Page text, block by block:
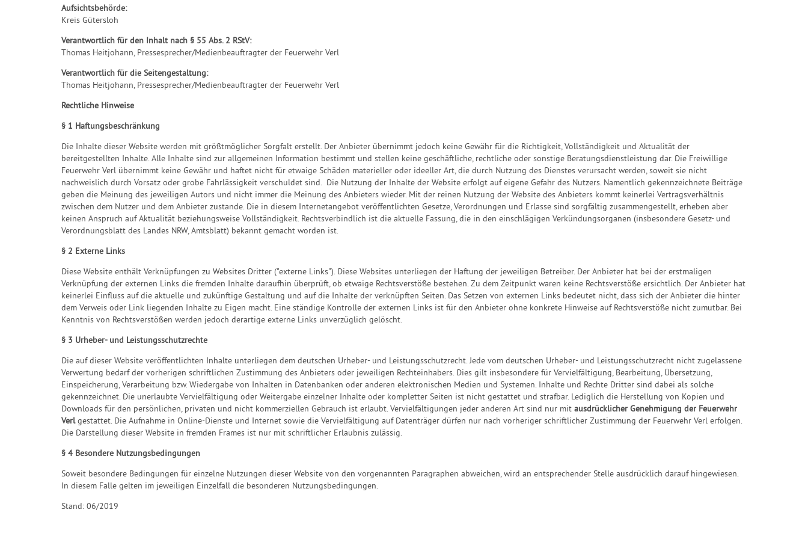
Aufsichtsbehörde:
Kreis Gütersloh
Verantwortlich für den Inhalt nach § 55 Abs. 2 RStV:
Thomas Heitjohann, Pressesprecher/Medienbeauftragter der Feuerwehr Verl
Verantwortlich für die Seitengestaltung:
Thomas Heitjohann, Pressesprecher/Medienbeauftragter der Feuerwehr Verl
Rechtliche Hinweise
§ 1 Haftungsbeschränkung
Die Inhalte dieser Website werden mit größtmöglicher Sorgfalt erstellt. Der Anbieter übernimmt jedoch keine Gewähr für die Richtigkeit, Vollständigkeit und Aktualität der
bereitgestellten Inhalte. Alle Inhalte sind zur allgemeinen Information bestimmt und stellen keine geschäftliche, rechtliche oder sonstige Beratungsdienstleistung dar. Die Freiwillige
Feuerwehr Verl übernimmt keine Gewähr und haftet nicht für etwaige Schäden materieller oder ideeller Art, die durch Nutzung des Dienstes verursacht werden, soweit sie nicht
nachweislich durch Vorsatz oder grobe Fahrlässigkeit verschuldet sind. Die Nutzung der Inhalte der Website erfolgt auf eigene Gefahr des Nutzers. Namentlich gekennzeichnete Beiträge
geben die Meinung des jeweiligen Autors und nicht immer die Meinung des Anbieters wieder. Mit der reinen Nutzung der Website des Anbieters kommt keinerlei Vertragsverhältnis
zwischen dem Nutzer und dem Anbieter zustande. Die in diesem Internetangebot veröffentlichten Gesetze, Verordnungen und Erlasse sind sorgfältig zusammengestellt, erheben aber
keinen Anspruch auf Aktualität beziehungsweise Vollständigkeit. Rechtsverbindlich ist die aktuelle Fassung, die in den einschlägigen Verkündungsorganen (insbesondere Gesetz- und
Verordnungsblatt des Landes NRW, Amtsblatt) bekannt gemacht worden ist.
§ 2 Externe Links
Diese Website enthält Verknüpfungen zu Websites Dritter ("externe Links"). Diese Websites unterliegen der Haftung der jeweiligen Betreiber. Der Anbieter hat bei der erstmaligen
Verknüpfung der externen Links die fremden Inhalte daraufhin überprüft, ob etwaige Rechtsverstöße bestehen. Zu dem Zeitpunkt waren keine Rechtsverstöße ersichtlich. Der Anbieter hat
keinerlei Einfluss auf die aktuelle und zukünftige Gestaltung und auf die Inhalte der verknüpften Seiten. Das Setzen von externen Links bedeutet nicht, dass sich der Anbieter die hinter
dem Verweis oder Link liegenden Inhalte zu Eigen macht. Eine ständige Kontrolle der externen Links ist für den Anbieter ohne konkrete Hinweise auf Rechtsverstöße nicht zumutbar. Bei
Kenntnis von Rechtsverstößen werden jedoch derartige externe Links unverzüglich gelöscht.
§ 3 Urheber- und Leistungsschutzrechte
Die auf dieser Website veröffentlichten Inhalte unterliegen dem deutschen Urheber- und Leistungsschutzrecht. Jede vom deutschen Urheber- und Leistungsschutzrecht nicht zugelassene
Verwertung bedarf der vorherigen schriftlichen Zustimmung des Anbieters oder jeweiligen Rechteinhabers. Dies gilt insbesondere für Vervielfältigung, Bearbeitung, Übersetzung,
Einspeicherung, Verarbeitung bzw. Wiedergabe von Inhalten in Datenbanken oder anderen elektronischen Medien und Systemen. Inhalte und Rechte Dritter sind dabei als solche
gekennzeichnet. Die unerlaubte Vervielfältigung oder Weitergabe einzelner Inhalte oder kompletter Seiten ist nicht gestattet und strafbar. Lediglich die Herstellung von Kopien und
Downloads für den persönlichen, privaten und nicht kommerziellen Gebrauch ist erlaubt. Vervielfältigungen jeder anderen Art sind nur mit ausdrücklicher Genehmigung der Feuerwehr
Verlgestattet. Die Aufnahme in Online-Dienste und Internet sowie die Vervielfältigung auf Datenträger dürfen nur nach vorheriger schriftlicher Zustimmung der Feuerwehr Verl erfolgen.
Die Darstellung dieser Website in fremden Frames ist nur mit schriftlicher Erlaubnis zulässig.
§ 4 Besondere Nutzungsbedingungen
Soweit besondere Bedingungen für einzelne Nutzungen dieser Website von den vorgenannten Paragraphen abweichen, wird an entsprechender Stelle ausdrücklich darauf hingewiesen.
In diesem Falle gelten im jeweiligen Einzelfall die besonderen Nutzungsbedingungen.
Stand: 06/2019